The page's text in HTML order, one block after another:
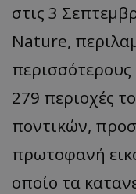
στις 3
Nature,
279 περιοχές
ποντικών,
πρωτοφανή
οποίο τα